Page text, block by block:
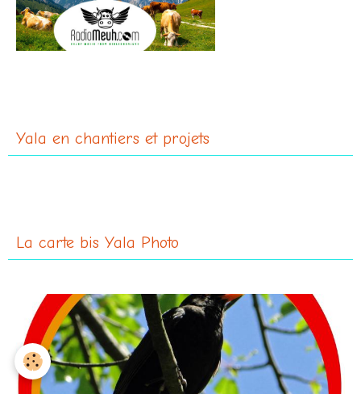
Yala en chantiers et projets
La carte bis Yala Photo